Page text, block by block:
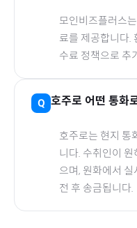
모인비즈플러스
료를 제공합니다.
수료 정책으로 추
호주로 어떤 통화
호주로는 현지 통
니다. 수취인이
으며, 원화에서
전 후 송금됩니다.